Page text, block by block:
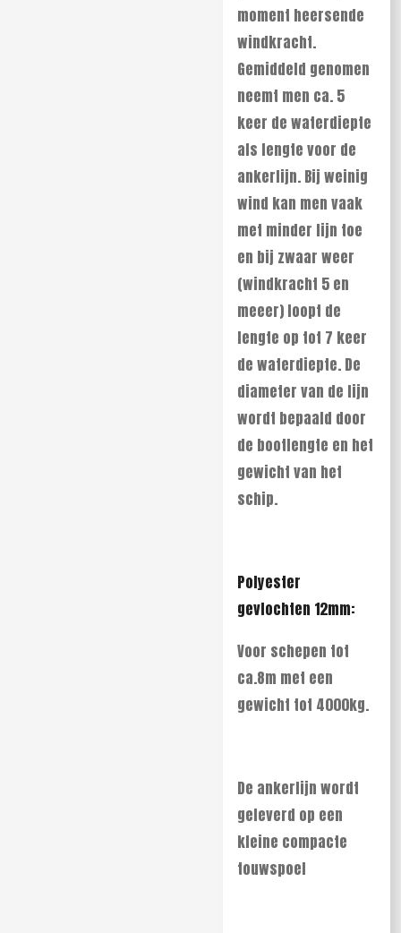
moment heersende
windkracht.
Gemiddeld genomen
neemt men ca. 5
keer de waterdiepte
als lengte voor de
ankerlijn. Bij weinig
wind kan men vaak
met minder lijn toe
en bij zwaar weer
(windkracht 5 en
meeer) loopt de
lengte op tot 7 keer
de waterdiepte. De
diameter van de lijn
wordt bepaald door
de bootlengte en het
gewicht van het
schip.
Polyester
gevlochten 12mm:
Voor schepen tot
ca.8m met een
gewicht tot 4000kg.
De ankerlijn wordt
geleverd op een
kleine compacte
touwspoel